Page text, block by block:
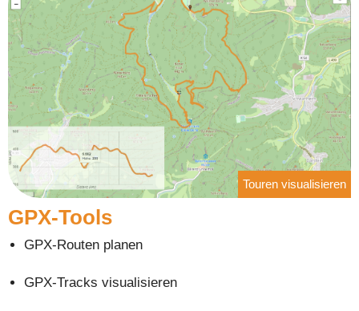
Touren visualisieren
GPX-Tools
GPX-Routen planen
GPX-Tracks visualisieren